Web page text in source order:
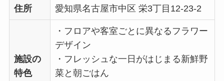
住所 愛知県名古屋市中区 栄3丁目12-23-2
施設の
特色
・フロアや客室ごとに異なるフラワー
デザイン
・フレッシュな一日がはじまる新鮮野
菜と朝ごはん